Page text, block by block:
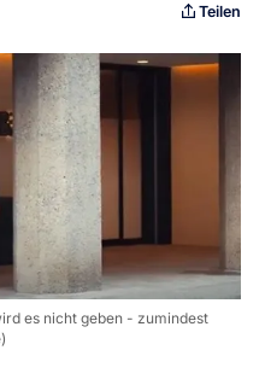
Teilen
es nicht geben - zumindest